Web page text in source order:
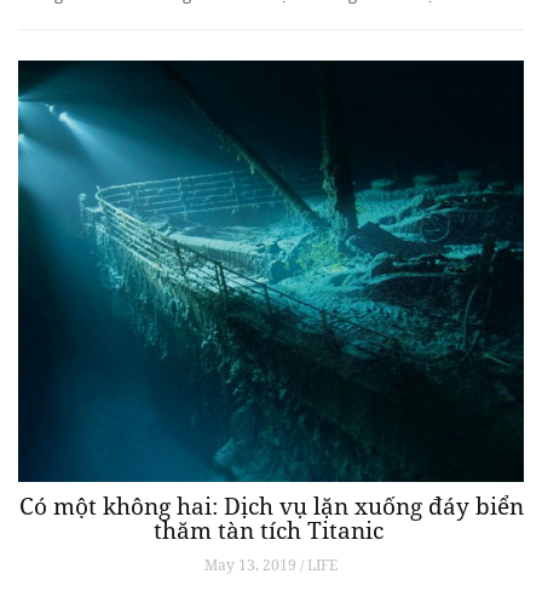
Có một không hai: Dịch vụ lặn xuống đáy biển
thăm tàn tích Titanic
May 13, 2019 / LIFE